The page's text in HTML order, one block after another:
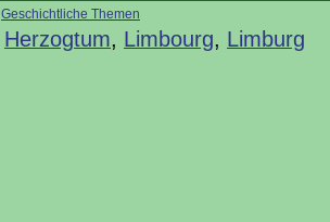
Geschichtliche Themen
Herzogtum, Limbourg, Limburg